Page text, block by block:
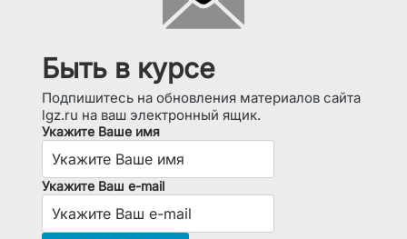
Быть в курсе
Подпишитесь на обновления материалов сайта
lgz.ru на ваш электронный ящик.
Укажите Ваше имя
Укажите Ваш e-mail